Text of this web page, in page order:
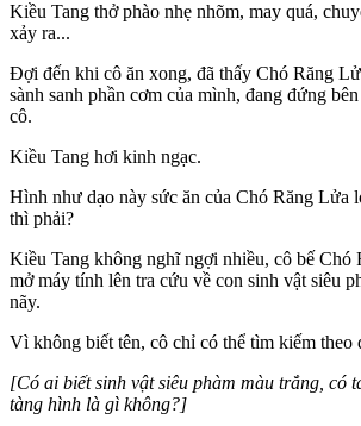
Kiều Tang thở phào nhẹ nhõm, may quá,
xảy ra...
Đợi đến khi cô ăn xong, đã thấy Chó Răng
sành sanh phần cơm của mình, đang đứng
cô.
Kiều Tang hơi kinh ngạc.
Hình như dạo này sức ăn của Chó Răng Lửa
thì phải?
Kiều Tang không nghĩ ngợi nhiều, cô bế Chó
mở máy tính lên tra cứu về con sinh vật siêu
nãy.
Vì không biết tên, cô chỉ có thể tìm kiếm theo
[Có ai biết sinh vật siêu phàm màu trắng, có
tàng hình là gì không?]